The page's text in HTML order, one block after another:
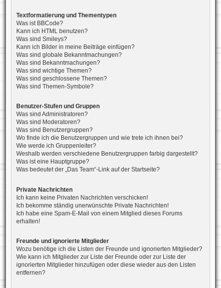
Textformatierung und Thementypen
Was ist BBCode?
Kann ich HTML benutzen?
Was sind Smileys?
Kann ich Bilder in meine Beiträge einfügen?
Was sind globale Bekanntmachungen?
Was sind Bekanntmachungen?
Was sind wichtige Themen?
Was sind geschlossene Themen?
Was sind Themen-Symbole?
Benutzer-Stufen und Gruppen
Was sind Administratoren?
Was sind Moderatoren?
Was sind Benutzergruppen?
Wo finde ich die Benutzergruppen und wie trete ich ihnen bei?
Wie werde ich Gruppenleiter?
Weshalb werden verschiedene Benutzergruppen farbig dargestellt?
Was ist eine Hauptgruppe?
Was bedeutet der „Das Team“-Link auf der Startseite?
Private Nachrichten
Ich kann keine Privaten Nachrichten verschicken!
Ich bekomme ständig unerwünschte Private Nachrichten!
Ich habe eine Spam-E-Mail von einem Mitglied dieses Forums
erhalten!
Freunde und ignorierte Mitglieder
Wozu benötige ich die Listen der Freunde und ignorierten Mitglieder?
Wie kann ich Mitglieder zur Liste der Freunde oder zur Liste der
ignorierten Mitglieder hinzufügen oder diese wieder aus den Listen
entfernen?